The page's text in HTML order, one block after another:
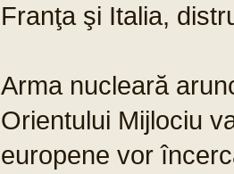
Franţa şi Italia,
Arma nucleară
Orientului Mijlociu
europene vor